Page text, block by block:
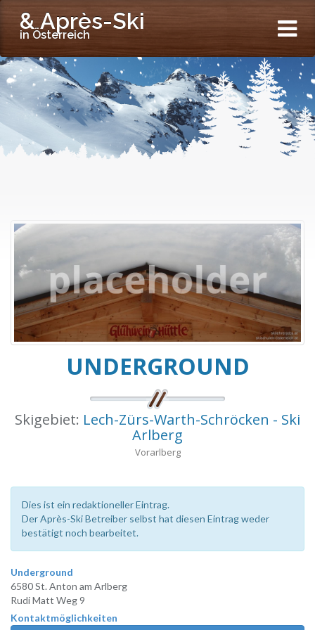
& Après-Ski
in Österreich
UNDERGROUND
Skigebiet: Lech-Zürs-Warth-Schröcken - Ski
Arlberg
Vorarlberg
Dies ist ein redaktioneller Eintrag.
Der Après-Ski Betreiber selbst hat diesen Eintrag weder
bestätigt noch bearbeitet.
Underground
6580 St. Anton am Arlberg
Rudi Matt Weg 9
Kontaktmöglichkeiten